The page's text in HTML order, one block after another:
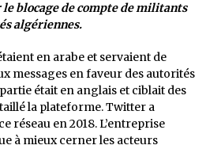
blocage de compte de militants
algériennes.
en arabe et servaient de
messages en faveur des autorités
était en anglais et ciblait des
la plateforme. Twitter a
réseau en 2018. L’entreprise
à mieux cerner les acteurs